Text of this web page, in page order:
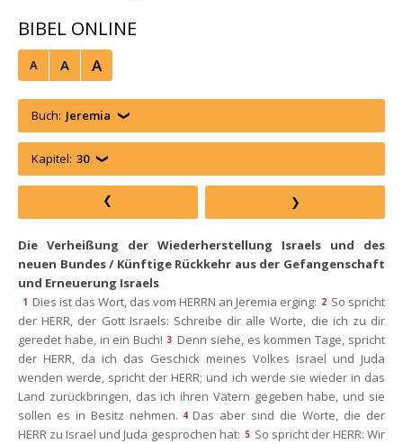
BIBEL ONLINE
A A A
Buch: Jeremia
Kapitel: 30
Die Verheißung der Wiederherstellung Israels und des
neuen Bundes / Künftige Rückkehr aus der Gefangenschaft
und Erneuerung Israel
1 Dies ist das Wort, das vom HERRN an Jeremia erging: 2 So spricht
der HERR, der Gott Israels: Schreibe dir alle Worte, die ich zu dir
geredet habe, in ein Buch! 3 Denn siehe, es kommen Tage, spricht
der HERR, da ich das Geschick meines Volkes Israel und Juda
wenden werde, spricht der HERR; und ich werde sie wieder in das
Land zurückbringen, das ich ihren Vätern gegeben habe, und sie
ollen es in Besitz nehmen. 4 Das aber sind die Worte, die der
HERR zu Israel und Juda gesprochen hat: 5 So spricht der HERR: Wir